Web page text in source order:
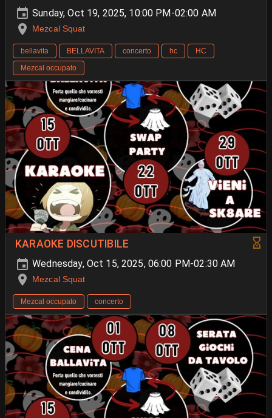
Sunday, Oct 19, 2025, 10:00 PM-02:00 AM
Mezcal Squat
bellavita BELLAVITA concerto hc
HC
Mezcal occupato
KARAOKE DISCUTIBILE
Wednesday, Oct 15, 2025, 06:00 PM-02:30 AM
Mezcal Squat
Mezcal occupato concerto